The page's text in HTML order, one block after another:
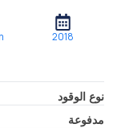
2018
نوع الوقود
مدفوعة